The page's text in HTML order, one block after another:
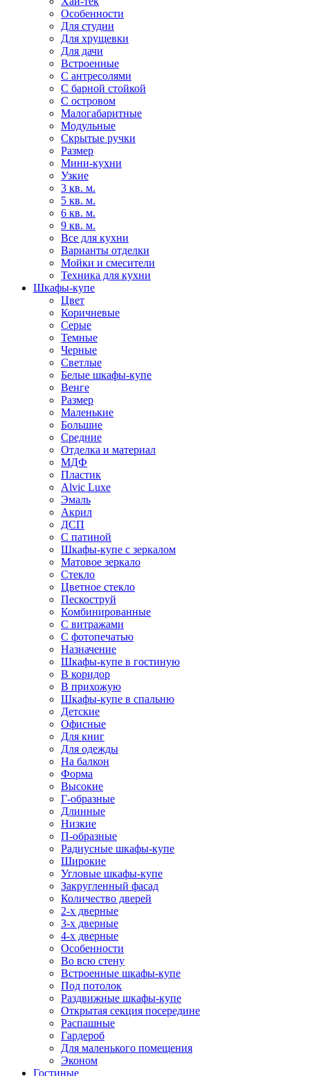
Особенности
Для студии
Для хрущевки
Для дачи
Встроенные
С антресолями
С барной стойкой
С островом
Малогабаритные
Модульные
Скрытые ручки
Размер
Мини-кухни
Узкие
3 кв. м.
5 кв. м.
6 кв. м.
9 кв. м.
Все для кухни
Варианты отделки
Мойки и смесители
Техника для кухни
Шкафы-купе
Цвет
Коричневые
Серые
Темные
Черные
Светлые
Белые шкафы-купе
Венге
Размер
Маленькие
Большие
Средние
Отделка и материал
МДФ
Пластик
Alvic Luxe
Эмаль
Акрил
ДСП
С патиной
Шкафы-купе с зеркалом
Матовое зеркало
Стекло
Цветное стекло
Пескоструй
Комбинированные
С витражами
С фотопечатью
Назначение
Шкафы-купе в гостиную
В коридор
В прихожую
Шкафы-купе в спальню
Детские
Офисные
Для книг
Для одежды
На балкон
Форма
Высокие
Г-образные
Длинные
Низкие
П-образные
Радиусные шкафы-купе
Широкие
Угловые шкафы-купе
Закругленный фасад
Количество дверей
2-х дверные
3-х дверные
4-х дверные
Особенности
Во всю стену
Встроенные шкафы-купе
Под потолок
Раздвижные шкафы-купе
Открытая секция посередине
Распашные
Гардероб
Для маленького помещения
Эконом
Гостиные